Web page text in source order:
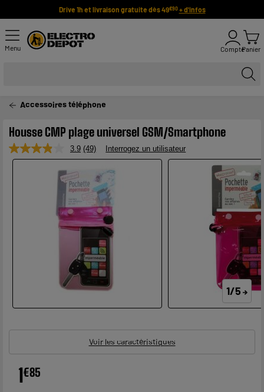
Drive 1h et livraison gratuite dès 49€90 + d'infos
Menu ComptePanier
Accessoires téléphone
Housse CMP plage universel GSM/Smartphone
3.9 Lire
49
avis.
Lien
sur
même
page.
(49) Interrogez un utilisateur
1/5
Voir les caractéristiques
1€85